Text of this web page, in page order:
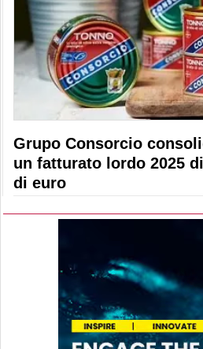
Grupo Consorcio
un fatturato lordo 2025
di euro